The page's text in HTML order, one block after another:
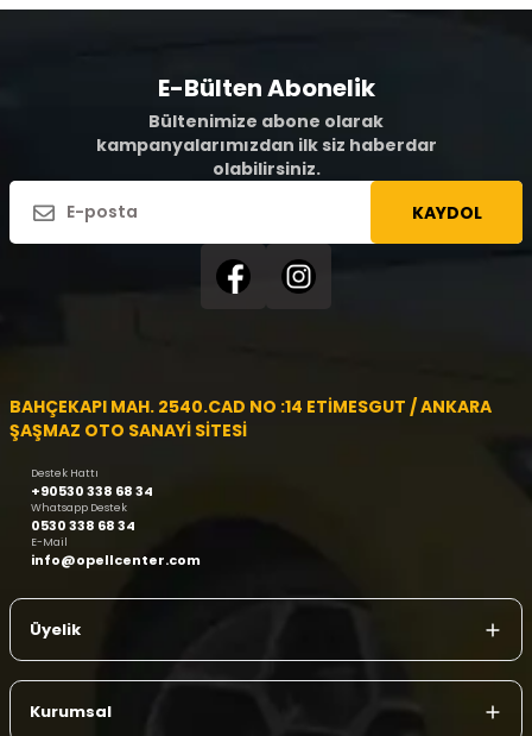
E-Bülten Abonelik
Bültenimize abone olarak
kampanyalarımızdan ilk siz haberdar
olabilirsiniz.
KAYDOL
BAHÇEKAPI MAH. 2540.CAD NO :14 ETİMESGUT / ANKARA
ŞAŞMAZ OTO SANAYİ SİTESİ
Destek Hattı
+90530 338 68 34
Whatsapp Destek
0530 338 68 34
E-Mail
info@opellcenter.com
Üyelik
Kurumsal